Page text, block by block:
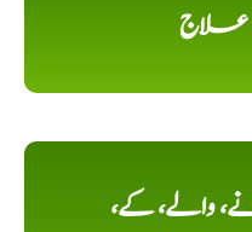
علاج
کے،